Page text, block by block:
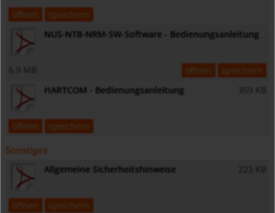
öffnen
speichern
NUS-NTB-NRM-SW-Software - Bedienungsanleitung
öffnen
speichern
HARTCOM - Bedienungsanleitung
359 KB
öffnen speichern
Sonstiges
Allgemeine Sicherheitshinweise 223 KB
öffnen speichern